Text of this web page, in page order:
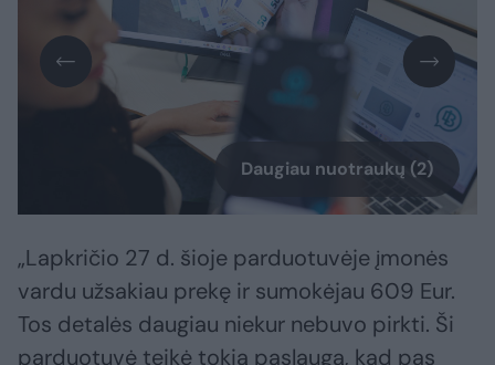
Daugiau nuotraukų (2)
„Lapkričio 27 d. šioje parduotuvėje įmonės
vardu užsakiau prekę ir sumokėjau 609 Eur.
Tos detalės daugiau niekur nebuvo pirkti. Ši
parduotuvė teikė tokią paslaugą, kad pas